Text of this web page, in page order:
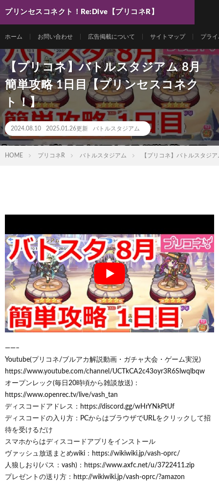
プリンセスコネクト！Re:Dive【プリコネR】
ホーム お問い合わせ 広告掲載について サイトマップ プラ
【プリコネ】バトルスタジアム 8月
簡単攻略 1日目【プリンセスコネク
ト！】
2024.08.10 2025.01.26更新 バトルスタジアム
HOME プリコネR バトルスタジアム 【プリコネ】バトルスタジ
——–
Youtube(プリコネ/ブルアカ解説動画・ガチャ大会・ゲーム実況)
https://www.youtube.com/channel/UCTkCA2c43oyr3R6Slwqlbqw
オープンレック(毎日20時頃から雑談放送)：
https://www.openrec.tv/live/vash_tan
ディスコードアドレス：https://discord.gg/wHrYNkPtUf
ディスコードの入り方：PCからはブラウザでURLをクリックして招
待を受けるだけ
スマホからはディスコードアプリをインストール
ヴァッシュ放送まとめwiki：https://wikiwiki.jp/vash-oprc/
人狼しおり(パス：vash)：https://www.axfc.net/u/3722411.zip
プレゼントの送り方：http://wikiwiki.jp/vash-oprc/?amazon